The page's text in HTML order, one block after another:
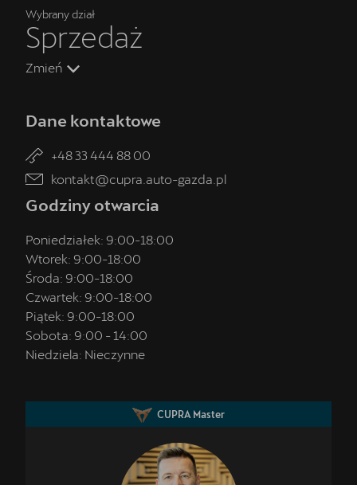
Wybrany dział
Sprzedaż
Zmień
Dane kontaktowe
+48 33 444 88 00
kontakt@cupra.auto-gazda.pl
Godziny otwarcia
Poniedziałek: 9:00-18:00
Wtorek: 9:00-18:00
Środa: 9:00-18:00
Czwartek: 9:00-18:00
Piątek: 9:00-18:00
Sobota: 9:00 - 14:00
Niedziela: Nieczynne
CUPRA Master